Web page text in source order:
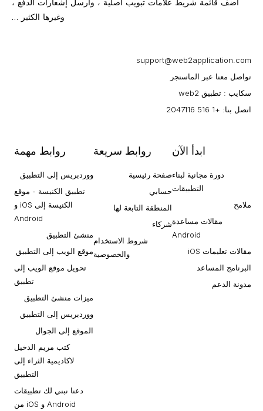
أضف قائمة شريط علامات تبويب أصلية ، وأرسل إشعارات الدفع ،
وغيرها الكثير …
support@web2application.com
تواصل معنا عبر الماسنجر
سكايب : تطبيق web2
اتصل بنا: +1 516 2047116
ابدأ الآن
دورة مجانية لبناء
التطبيقات
ملامح
مقالات مساعدة
Android
مقالات تعليمات iOS
البرنامج المساعد
مدونة الدعم
روابط سريعة
صفحة رئيسية
حسابي
المنطقة التابعة لها
شركاء
شروط الاستخدام
والخصوصية
روابط مهمة
ووردبريس إلى التطبيق
تطبيق الكنيسة - موقع
الكنيسة إلى iOS و
Android
منشئ التطبيق
موقع الويب إلى التطبيق
تحويل موقع الويب إلى
تطبيق
ميزات منشئ التطبيق
ووردبريس إلى التطبيق
الموقع إلى الجوال
كتب مريم الدخيل
لاكاديمية الثراء إلى
التطبيق
دعنا نبني لك تطبيقات
Android و iOS من